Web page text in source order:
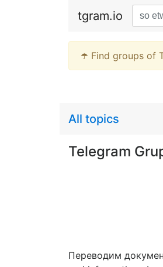
tgram.io
☂️ Find groups of
All topics
Telegram
Переводим